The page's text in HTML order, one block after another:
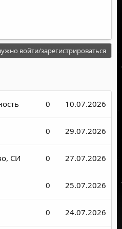
войти/зарегистрироваться
0 10.07.2026
0 29.07.2026
СИ 0 27.07.2026
0 25.07.2026
0 24.07.2026